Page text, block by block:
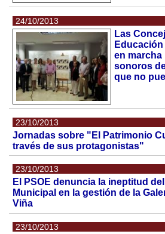
24/10/2013
Las
en
sonoros
que no
23/10/2013
Jornadas sobre "El Patrimonio
través de sus protagonistas"
23/10/2013
El PSOE denuncia la ineptitud
Municipal en la gestión de la
Viña
23/10/2013